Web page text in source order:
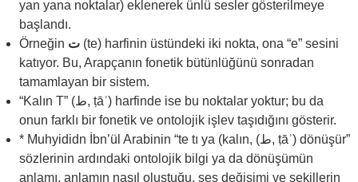
yan yana noktalar) eklenerek ünlü sesler gösterilmeye
başlandı.
Örneğin
(te) harfinin üstündeki iki nokta, ona “e” sesini
katıyor. Bu, Arapçanın fonetik bütünlüğünü sonradan
tamamlayan bir sistem.
“Kalın T” (ط, ṭāʾ) harfinde ise bu noktalar yoktur; bu da
onun farklı bir fonetik ve ontolojik işlev taşıdığını gösterir.
* Muhyididn İbn’ül Arabinin “te tı ya (kalın, (ط, ṭāʾ) dönüşür”
sözlerinin ardındaki ontolojik bilgi ya da dönüşümün
anlamı, anlamın nasıl oluştuğu, ses değişimi ve şekillerin